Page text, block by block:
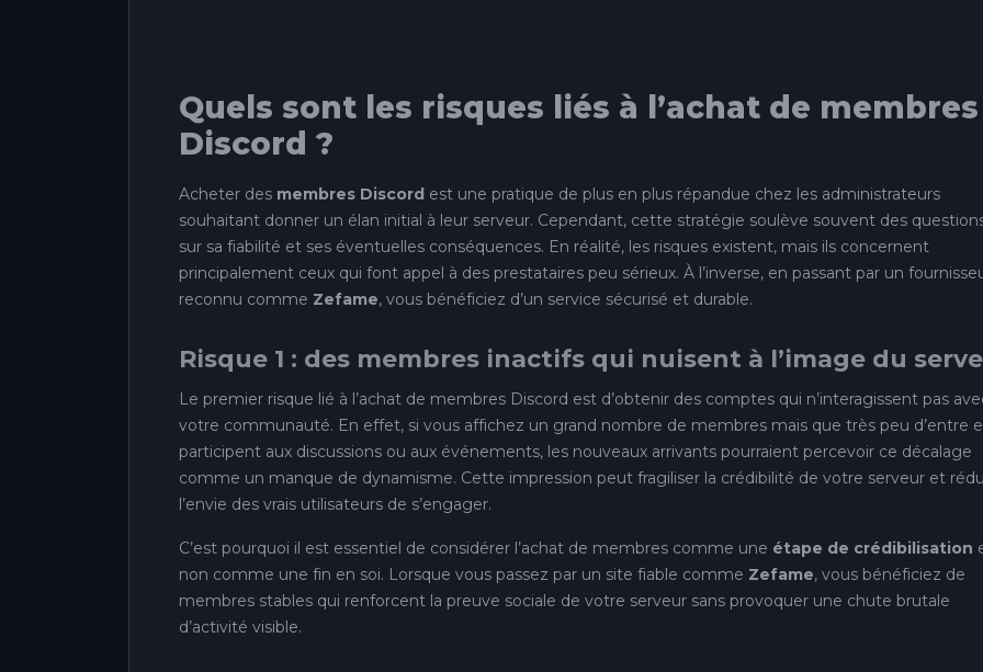
Quels sont les risques liés à l’achat de membres
Discord ?
Acheter des membres Discord est une pratique de plus en plus répandue chez les administrateurs
souhaitant donner un élan initial à leur serveur. Cependant, cette stratégie soulève souvent des
sur sa fiabilité et ses éventuelles conséquences. En réalité, les risques existent, mais ils concernent
principalement ceux qui font appel à des prestataires peu sérieux. À l’inverse, en passant par un
reconnu comme Zefame, vous bénéficiez d’un service sécurisé et durable.
Risque 1 : des membres inactifs qui nuisent à l’image du
Le premier risque lié à l’achat de membres Discord est d’obtenir des comptes qui n’interagissent pas
votre communauté. En effet, si vous affichez un grand nombre de membres mais que très peu d’entre
participent aux discussions ou aux événements, les nouveaux arrivants pourraient percevoir ce décalage
comme un manque de dynamisme. Cette impression peut fragiliser la crédibilité de votre serveur et
l’envie des vrais utilisateurs de s’engager.
C’est pourquoi il est essentiel de considérer l’achat de membres comme une étape de crédibilisation
non comme une fin en soi. Lorsque vous passez par un site fiable comme Zefame, vous bénéficiez de
membres stables qui renforcent la preuve sociale de votre serveur sans provoquer une chute brutale
d’activité visible.